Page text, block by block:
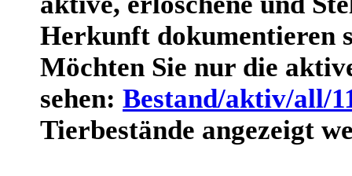
Herkunft dokumentieren
Möchten Sie nur die
sehen: Bestand/aktiv/all/
Tierbestände angezeigt